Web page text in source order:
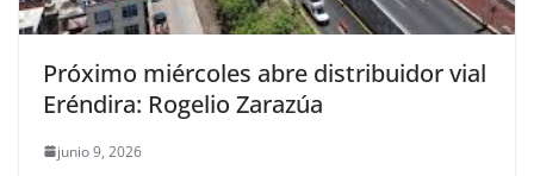
Próximo miércoles abre distribuidor vial
Eréndira: Rogelio Zarazúa
junio 9, 2026